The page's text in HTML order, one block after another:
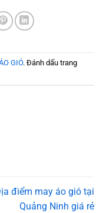
GIÓ. Đánh dấu trang
điểm may áo gió tại
Quảng Ninh giá rẻ